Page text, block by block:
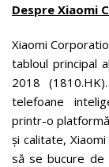
Despre Xiaomi
Xiaomi
tabloul principal
2018
telefoane
printr-o
și calitate,
să se bucure